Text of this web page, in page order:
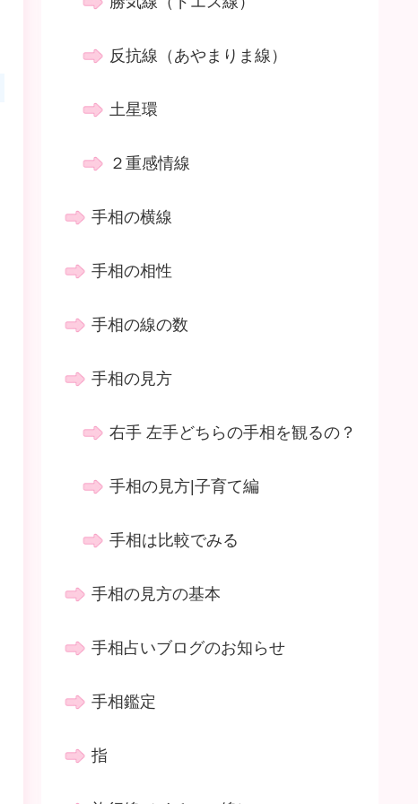
反抗線（あやまりま線）
土星環
２重感情線
手相の横線
手相の相性
手相の線の数
手相の見方
右手 左手どちらの手相を観るの？
手相の見方|子育て編
手相は比較でみる
手相の見方の基本
手相占いブログのお知らせ
手相鑑定
指